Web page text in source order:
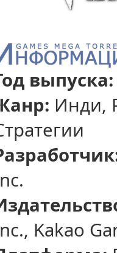
выпуска:
Инди,
Kakao